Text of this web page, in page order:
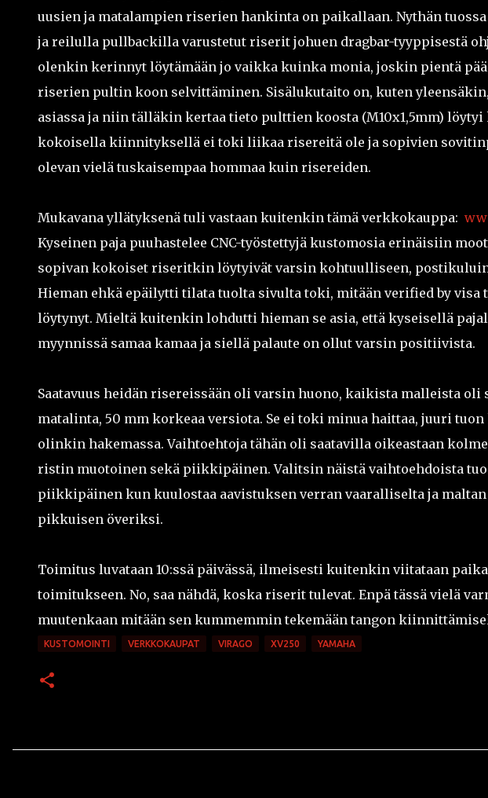
uusien ja matalampien riserien hankinta on paikallaan. Nythän
ja reilulla pullbackilla varustetut riserit johuen dragbar-tyyppisestä
olenkin kerinnyt löytämään jo vaikka kuinka monia, joskin pientä
riserien pultin koon selvittäminen. Sisälukutaito on, kuten
asiassa ja niin tälläkin kertaa tieto pulttien koosta (M10x1,5mm)
kokoisella kiinnityksellä ei toki liikaa risereitä ole ja sopivien
olevan vielä tuskaisempaa hommaa kuin risereiden.
Mukavana yllätyksenä tuli vastaan kuitenkin tämä verkkokauppa:
Kyseinen paja puuhastelee CNC-työstettyjä kustomosia erinäisiin
sopivan kokoiset riseritkin löytyivät varsin kohtuulliseen,
Hieman ehkä epäilytti tilata tuolta sivulta toki, mitään verified by visa
löytynyt. Mieltä kuitenkin lohdutti hieman se asia, että kyseisellä
myynnissä samaa kamaa ja siellä palaute on ollut varsin positiivista.
Saatavuus heidän risereissään oli varsin huono, kaikista malleista oli
matalinta, 50 mm korkeaa versiota. Se ei toki minua haittaa, juuri
olinkin hakemassa. Vaihtoehtoja tähän oli saatavilla oikeastaan
ristin muotoinen sekä piikkipäinen. Valitsin näistä vaihtoehdoista
piikkipäinen kun kuulostaa aavistuksen verran vaaralliselta ja
pikkuisen överiksi.
Toimitus luvataan 10:ssä päivässä, ilmeisesti kuitenkin viitataan
toimitukseen. No, saa nähdä, koska riserit tulevat. Enpä tässä vielä
muutenkaan mitään sen kummemmin tekemään tangon
KUSTOMOINTI VERKKOKAUPAT VIRAGO XV250 YAMAHA